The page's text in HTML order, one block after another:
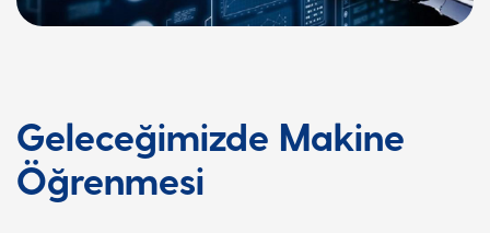
Geleceğimizde Makine
Öğrenmesi